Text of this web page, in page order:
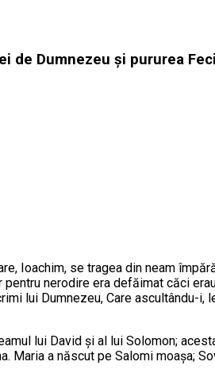
de Dumnezeu şi pururea
Ioachim, se tragea din neam
nerodire era defăimat căci
lui Dumnezeu, Care ascultându-
lui David şi al lui Solomon;
a născut pe Salomi moaşa;